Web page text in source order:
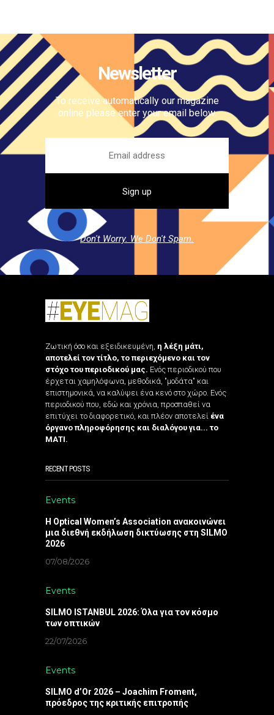
Newsletter
To receive automatically our magazine
online please enter your email below.
Don't Worry. We Don't Spam.
Ζωτική όσο και εξειδικευμένη, η λέξη μάτι,
αποτελεί τον τίτλο, το περιεχόμενο και τον
στόχο του περιοδικού μας. Ενός περιοδικού που
έρχεται χαμηλόφωνα, μεθοδικά, "μοδάτα" και
επιστημονικά, να καλύψει ένα κενό στο χώρο. Ενός
περιοδικού που, εδώ και χρόνια, προσπαθεί να
επιτύχει το διαφορετικό, και πλέον αποτελεί ένα
όργανο πληροφόρησης και διαλόγου για... το
ΜΑΤΙ.
RECENT POSTS
Events
Η Optical Women’s Association ανακοινώνει
μια διεθνή εκδήλωση δικτύωσης στη SILMO
2026
07/08/2026
Events
SILMO ISTANBUL 2026: Όλα για τον κόσμο
των οπτικών
22/07/2026
Events
SILMO d’Or 2026 – Joachim Froment,
πρόεδρος της κριτικής επιτροπής